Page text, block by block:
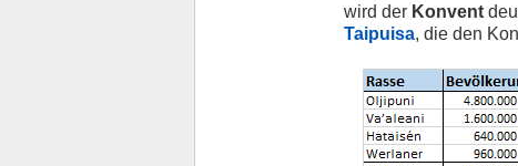
wird der Konvent
Taipuisa, die den